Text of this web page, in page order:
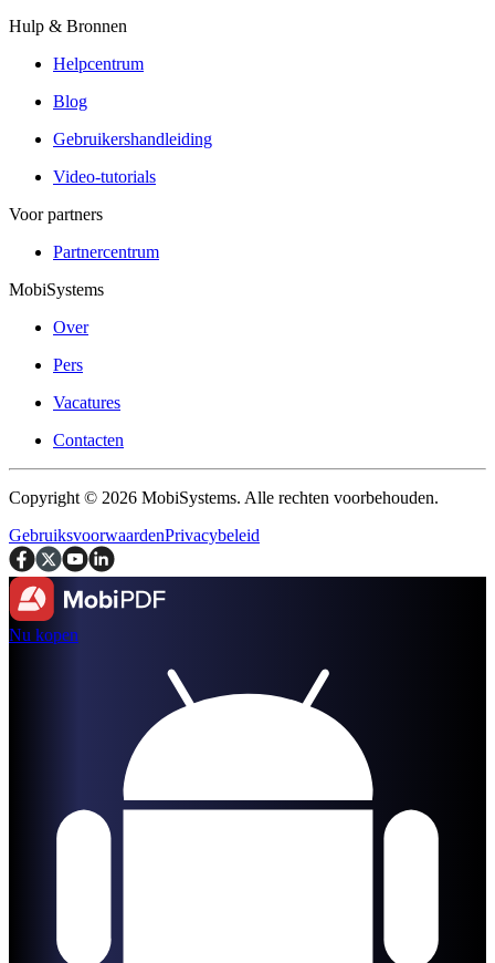
Hulp & Bronnen
Helpcentrum
Blog
Gebruikershandleiding
Video-tutorials
Voor partners
Partnercentrum
MobiSystems
Over
Pers
Vacatures
Contacten
Copyright © 2026 MobiSystems. Alle rechten voorbehouden.
GebruiksvoorwaardenPrivacybeleid
Nu kopen